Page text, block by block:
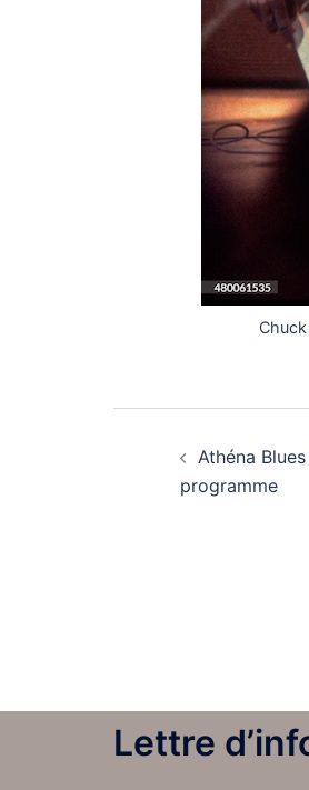
d’article
Athéna
programme
Lettre